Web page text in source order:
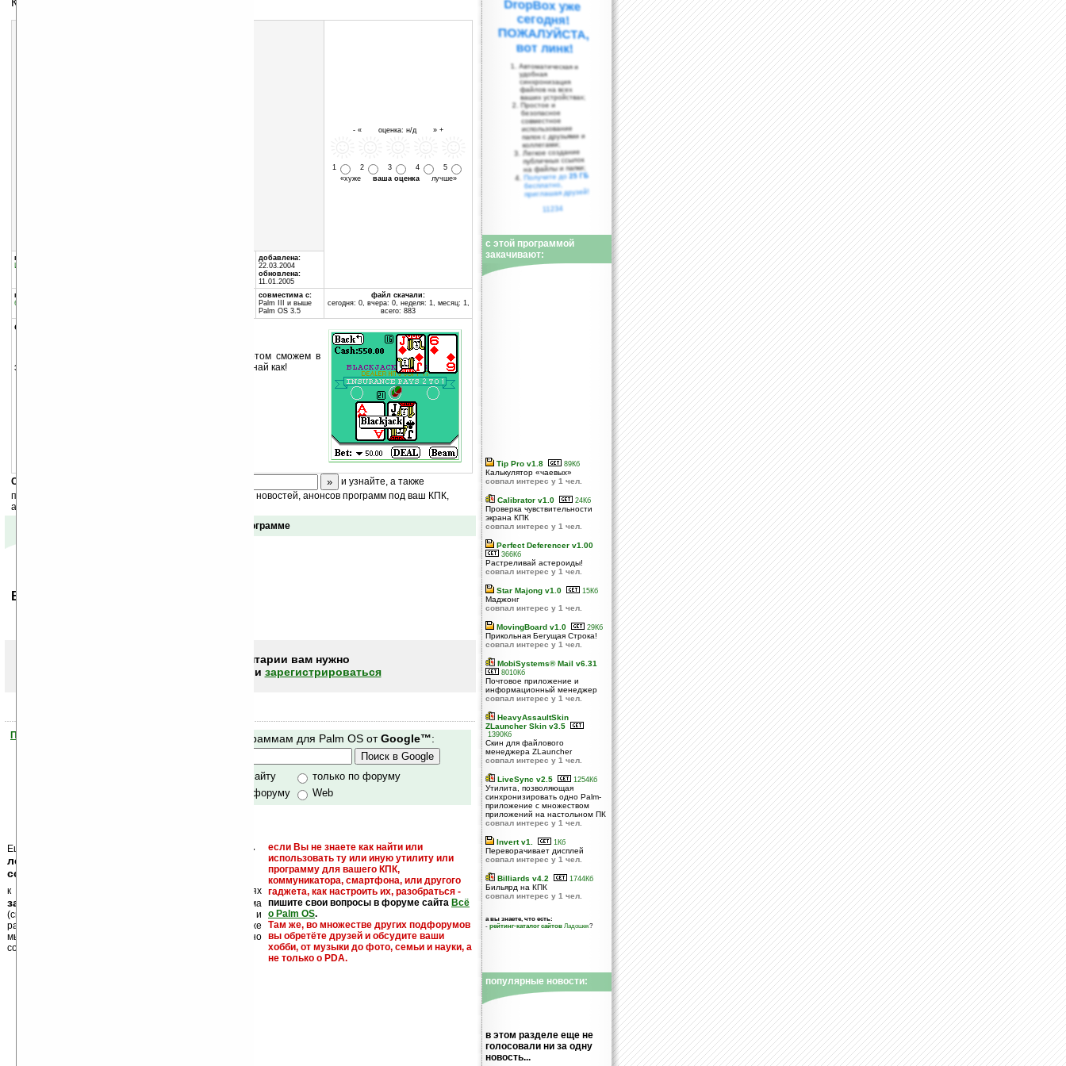
- « оценка: н/д » +
1 2 3 4
5
«хуже ваша оценкалучше»
группы программы:
Игры
добавлена:
22.03.2004
обновлена:
11.01.2005
программа:
бесплатная
совместима с:
Palm III и выше
Palm OS 3.5
файл скачали:
сегодня: 0, вчера: 0, неделя: 1, месяц: 1,
всего: 883
описание:
Казино на твоем Палме, играем, учимся, потом сможем в
этой же программе сыграть на настоящие деньги, узнай как!
Скоро
и узнайте, а также
получайте ежедневный или еженедельный дайджест новостей, анонсов программ под ваш КПК,
акций сайта на ваш почтовый ящик.
Отзывы о программе
Ваше мнение будет первым.
Чтобы писать комментарии вам нужно
или зарегистрироваться
Помогите Ладошкам стать лучше
Поиск по программам для Palm OS отGoogle™:
только по сайту
только по форуму
по сайту и форуму
Web
Еще раз обращаем внимание, что
кейгены, кряки -
лекарства, серийные номера, ключи и
ссылки на варезные сайты
если Вы не знаете как найти или
использовать ту или иную утилиту или
программу для вашего КПК,
коммуникатора, смартфона, или другого
гаджета, как настроить их, разобраться -
пишите свои вопросы в форуме сайта Всё
о Palm OS.
Там же, во множестве других подфорумов
вы обретёте друзей и обсудите ваши
хобби, от музыки до фото, семьи и науки, а
не только о PDA.
к публикации на нашем сайте в комментариях
запрещены
, как и несанкционированная реклама
(спам). Мы поддерживаем авторов программ и
развитие легального программного обеспечения. Также
мы призываем Вас поддерживать авторов, особенно
создающих бесплатные (freeware) программы.
вот линк!
Автоматическая и
удобная
синхронизация
файлов на всех
ваших устройствах;
Простое и
безопасное
совместное
использование
папок с друзьями и
коллегами;
Легкое создание
публичных ссылок
на файлы и папки;
Получите до25 ГБ
бесплатно,
приглашая друзей!
11234
с этой программой
закачивают:
Tip Pro v1.8 89Кб
Калькулятор «чаевых»
совпал интерес у 1 чел.
Calibrator v1.0 24Кб
Проверка чувствительности
экрана КПК
совпал интерес у 1 чел.
Perfect Deferencer v1.00
366Кб
Растреливай астероиды!
совпал интерес у 1 чел.
Star Majong v1.0 15Кб
Маджонг
совпал интерес у 1 чел.
MovingBoard v1.0 29Кб
Прикольная Бегущая Строка!
совпал интерес у 1 чел.
MobiSystems® Mail v6.31
8010Кб
Почтовое приложение и
информационный менеджер
совпал интерес у 1 чел.
HeavyAssaultSkin
ZLauncher Skin v3.5
1390Кб
Скин для файлового
менеджера ZLauncher
совпал интерес у 1 чел.
LiveSync v2.5 1254Кб
Утилита, позволяющая
синхронизировать одно Palm-
приложение с множеством
приложений на настольном ПК
совпал интерес у 1 чел.
Invert v1. 1Кб
Переворачивает дисплей
совпал интерес у 1 чел.
Billiards v4.2 1744Кб
Бильярд на КПК
совпал интерес у 1 чел.
а вы знаете, что есть:
- рейтинг-каталог сайтов Ладошек?
популярные новости:
в этом разделе еще не
голосовали ни за одну
новость...